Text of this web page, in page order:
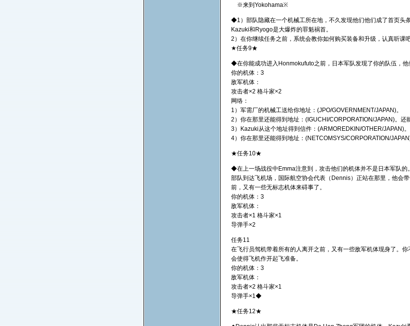
※来到Yokohama※
◆1）部队隐藏在一个机械工所在地，不久发现他们他们成了首页头
Kazuki和Ryogo是大爆炸的罪魁祸首。
2）在你继续任务之前，系统会教你如何购买装备和升级，认真
★任务9★
◆在你能成功进入Honmokufuto之前，日本军队发现了你的队伍，他
你的机体：3
敌军机体：
攻击者×2 格斗家×2
网络：
1）军需厂的机械工送给你地址：(JPO/GOVERNMENT/JAPAN)。
2）你在那里还能得到地址：(IGUCHI/CORPORATION/JAPAN)。还
3）Kazuki从这个地址得到信件：(ARMOREDKIN/OTHER/JAPAN)。
4）你在那里还能得到地址：(NETCOMSYS/CORPORATION/
★任务10★
◆在上一场战役中Emma注意到，攻击他们的机体并不是日本军队的
部队到达飞机场，国际航空协会代表（Dennis）正站在那里，他会
前，又有一些无标志机体来碍事了。
你的机体：3
敌军机体：
攻击者×1 格斗家×1
导弹手×2
任务11
在飞行员驾机带着所有的人离开之前，又有一些敌军机体现身了。
会使得飞机作开起飞准备。
你的机体：3
敌军机体：
攻击者×2 格斗家×1
导弹手×1◆
★任务12★